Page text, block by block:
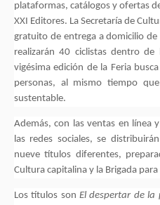
plataformas, catálogos y ofertas
XXI Editores. La Secretaría de
gratuito de entrega a domicilio de
realizarán 40 ciclistas dentro
vigésima edición de la Feria
personas, al mismo tiempo
sustentable.
Además, con las ventas en línea
las redes sociales, se
nueve títulos diferentes,
Cultura capitalina y la Brigada
Los títulos son El despertar de la